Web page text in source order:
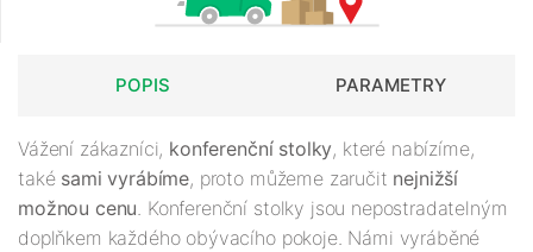
POPIS PARAMETRY
Vážení zákazníci, konferenční stolky, které nabízíme,
také sami vyrábíme, proto můžeme zaručit nejnižší
možnou cenu. Konferenční stolky jsou nepostradatelným
doplňkem každého obývacího pokoje. Námi vyráběné